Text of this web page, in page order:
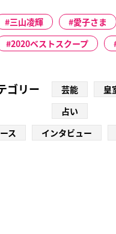
三山凌輝 愛子さま
2020ベストスクープ
ゴリー 芸能 皇
占い
ス
インタビュー